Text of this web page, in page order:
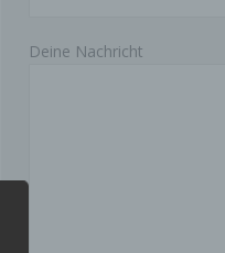
Deine Nachricht